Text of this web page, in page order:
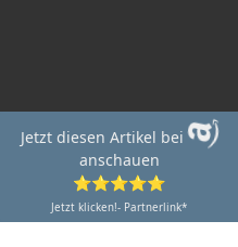
Jetzt diesen Artikel bei
anschauen
⭐⭐⭐⭐⭐
Jetzt klicken!- Partnerlink*